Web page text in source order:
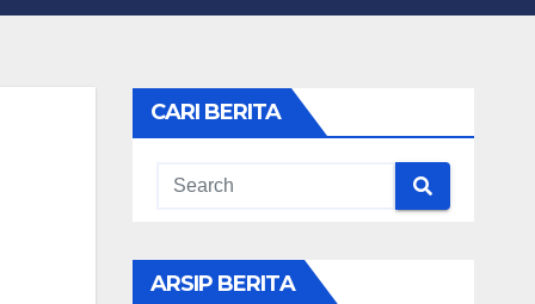
CARI BERITA
ARSIP BERITA